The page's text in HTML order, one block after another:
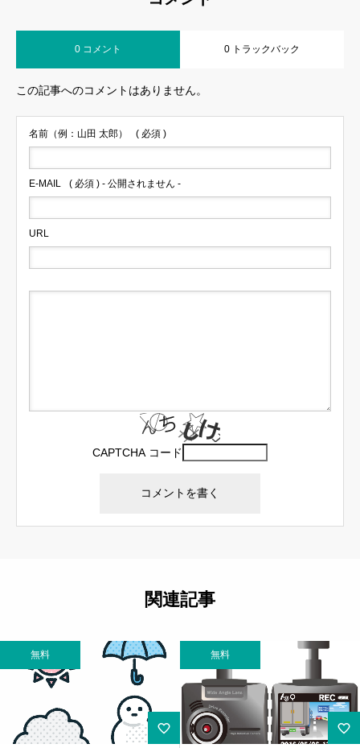
0 コメント 0 トラックバック
この記事へのコメントはありません。
名前（例：山田 太郎） ( 必須 )
E-MAIL ( 必須 ) - 公開されません -
URL
CAPTCHA コード
関連記事